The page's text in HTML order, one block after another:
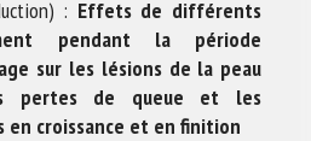
: Effets de différents
pendant la période
sur les lésions de la peau
pertes de queue et les
en croissance et en finition